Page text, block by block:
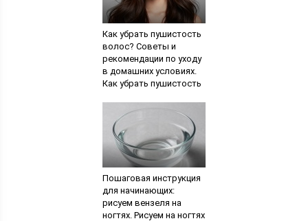
Как убрать пушистость
волос? Советы и
рекомендации по уходу
в домашних условиях.
Как убрать пушистость
Пошаговая инструкция
для начинающих:
рисуем вензеля на
ногтях. Рисуем на ногтях